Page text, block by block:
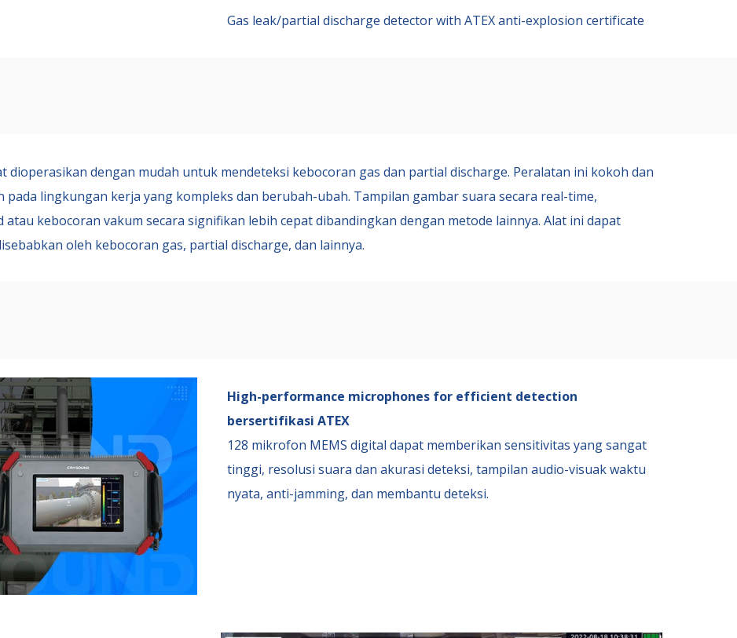
Gas leak/partial discharge detector with ATEX anti-explosion certificate
dioperasikan dengan mudah untuk mendeteksi kebocoran gas dan partial discharge. Peralatan ini kokoh dan
pada lingkungan kerja yang kompleks dan berubah-ubah. Tampilan gambar suara secara real-time,
kebocoran vakum secara signifikan lebih cepat dibandingkan dengan metode lainnya. Alat ini dapat
oleh kebocoran gas, partial discharge, dan lainnya.
High-performance microphones for efficient detection
bersertifikasi ATEX
128 mikrofon MEMS digital dapat memberikan sensitivitas yang sangat
tinggi, resolusi suara dan akurasi deteksi, tampilan audio-visuak waktu
nyata, anti-jamming, dan membantu deteksi.